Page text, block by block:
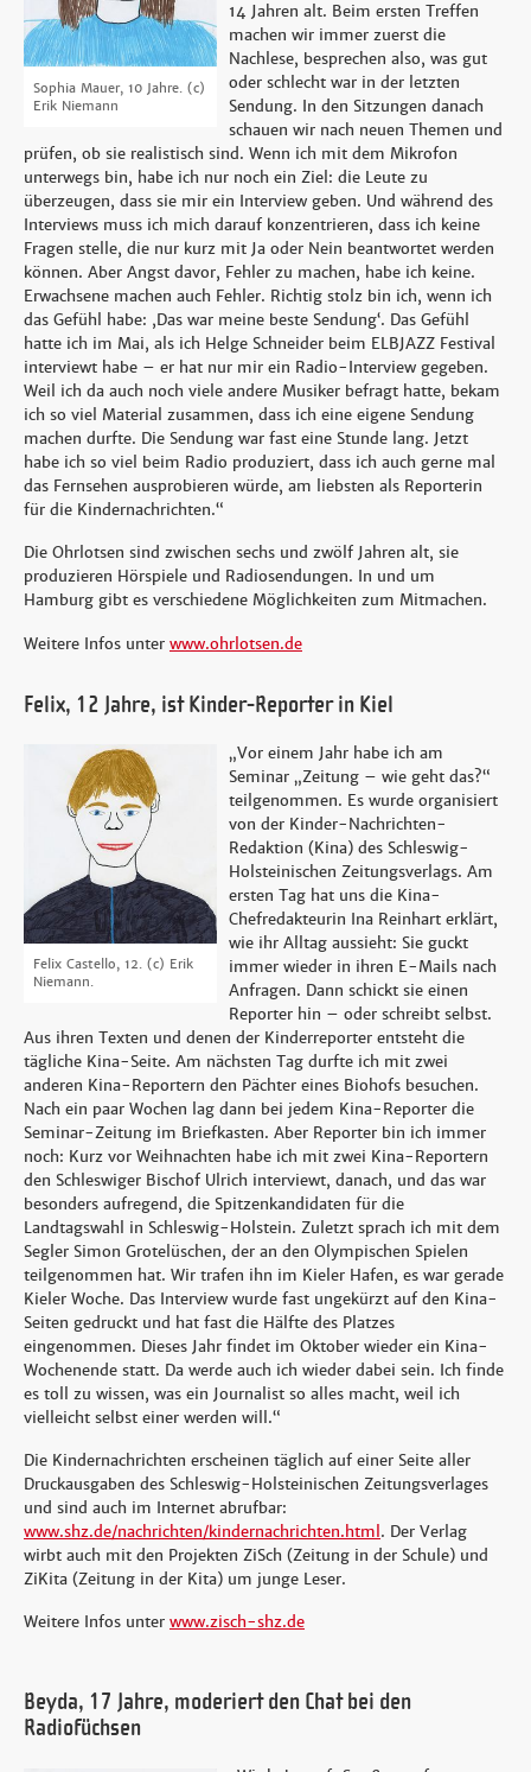
Sophia Mauer, 10 Jahre. (c)
Erik Niemann
14 Jahren alt. Beim ersten Treffen
machen wir immer zuerst die
Nachlese, besprechen also, was gut
oder schlecht war in der letzten
Sendung. In den Sitzungen danach
schauen wir nach neuen Themen und
prüfen, ob sie realistisch sind. Wenn ich mit dem Mikrofon
unterwegs bin, habe ich nur noch ein Ziel: die Leute zu
überzeugen, dass sie mir ein Interview geben. Und während des
Interviews muss ich mich darauf konzentrieren, dass ich keine
Fragen stelle, die nur kurz mit Ja oder Nein beantwortet werden
können. Aber Angst davor, Fehler zu machen, habe ich keine.
Erwachsene machen auch Fehler. Richtig stolz bin ich, wenn ich
das Gefühl habe: ,Das war meine beste Sendung‘. Das Gefühl
hatte ich im Mai, als ich Helge Schneider beim ELBJAZZ Festival
interviewt habe – er hat nur mir ein Radio-Interview gegeben.
Weil ich da auch noch viele andere Musiker befragt hatte, bekam
ich so viel Material zusammen, dass ich eine eigene Sendung
machen durfte. Die Sendung war fast eine Stunde lang. Jetzt
habe ich so viel beim Radio produziert, dass ich auch gerne mal
das Fernsehen ausprobieren würde, am liebsten als Reporterin
für die Kindernachrichten.“
Die Ohrlotsen sind zwischen sechs und zwölf Jahren alt, sie
produzieren Hörspiele und Radiosendungen. In und um
Hamburg gibt es verschiedene Möglichkeiten zum Mitmachen.
Weitere Infos unter www.ohrlotsen.de
Felix, 12 Jahre, ist Kinder-Reporter in Kiel
Felix Castello, 12. (c) Erik
Niemann.
„Vor einem Jahr habe ich am
Seminar „Zeitung – wie geht das?“
teilgenommen. Es wurde organisiert
von der Kinder-Nachrichten-
Redaktion (Kina) des Schleswig-
Holsteinischen Zeitungsverlags. Am
ersten Tag hat uns die Kina-
Chefredakteurin Ina Reinhart erklärt,
wie ihr Alltag aussieht: Sie guckt
immer wieder in ihren E-Mails nach
Anfragen. Dann schickt sie einen
Reporter hin – oder schreibt selbst.
Aus ihren Texten und denen der Kinderreporter entsteht die
tägliche Kina-Seite. Am nächsten Tag durfte ich mit zwei
anderen Kina-Reportern den Pächter eines Biohofs besuchen.
Nach ein paar Wochen lag dann bei jedem Kina-Reporter die
Seminar-Zeitung im Briefkasten. Aber Reporter bin ich immer
noch: Kurz vor Weihnachten habe ich mit zwei Kina-Reportern
den Schleswiger Bischof Ulrich interviewt, danach, und das war
besonders aufregend, die Spitzenkandidaten für die
Landtagswahl in Schleswig-Holstein. Zuletzt sprach ich mit dem
Segler Simon Grotelüschen, der an den Olympischen Spielen
teilgenommen hat. Wir trafen ihn im Kieler Hafen, es war gerade
Kieler Woche. Das Interview wurde fast ungekürzt auf den Kina-
Seiten gedruckt und hat fast die Hälfte des Platzes
eingenommen. Dieses Jahr findet im Oktober wieder ein Kina-
Wochenende statt. Da werde auch ich wieder dabei sein. Ich finde
es toll zu wissen, was ein Journalist so alles macht, weil ich
vielleicht selbst einer werden will.“
Die Kindernachrichten erscheinen täglich auf einer Seite aller
Druckausgaben des Schleswig-Holsteinischen Zeitungsverlages
und sind auch im Internet abrufbar:
www.shz.de/nachrichten/kindernachrichten.html . Der Verlag
wirbt auch mit den Projekten ZiSch (Zeitung in der Schule) und
ZiKita (Zeitung in der Kita) um junge Leser.
Weitere Infos unter www.zisch-shz.de
Beyda, 17 Jahre, moderiert den Chat bei den
Radiofüchsen